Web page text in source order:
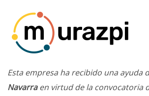
Esta empresa ha recibido una ayuda
Navarraen virtud de la convocatoria